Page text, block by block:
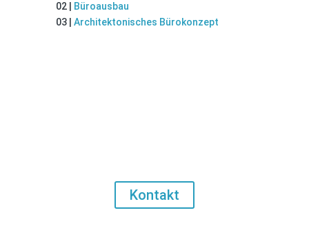
02 |
Büroausbau
03 | Architektonisches Bürokonzept
Kontakt